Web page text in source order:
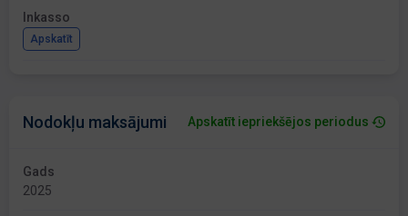
Inkasso
Apskatīt
Nodokļu maksājumi Apskatīt iepriekšējos periodus
Gads
2025